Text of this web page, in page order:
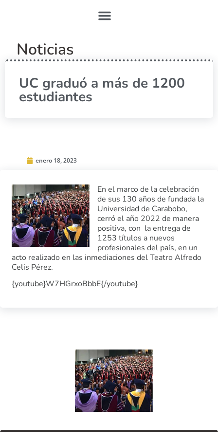
Noticias
UC graduó a más de 1200
estudiantes
enero 18, 2023
En el marco de la celebración
de sus 130 años de fundada la
Universidad de Carabobo,
cerró el año 2022 de manera
positiva, con la entrega de
1253 títulos a nuevos
profesionales del país, en un
acto realizado en las inmediaciones del Teatro Alfredo
Celis Pérez.
{youtube}W7HGrxoBbbE{/youtube}